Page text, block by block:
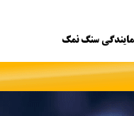
سنگ نمک